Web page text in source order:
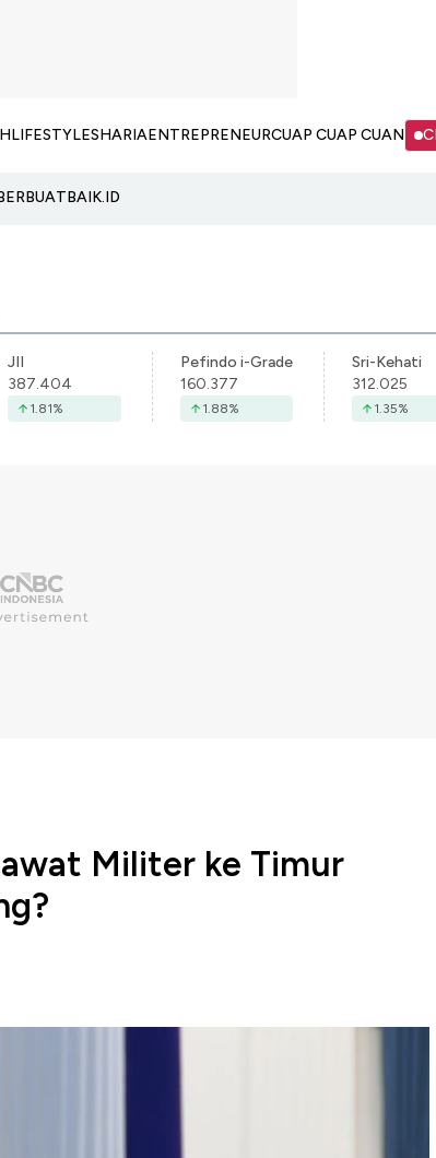
LIFESTYLESHARIAENTREPRENEURCUAP CUAP CUAN
JII
387.404
1.81%
Pefindo i-Grade
160.377
1.88%
Sri-Kehati
312.025
1.35%
Militer ke Timur